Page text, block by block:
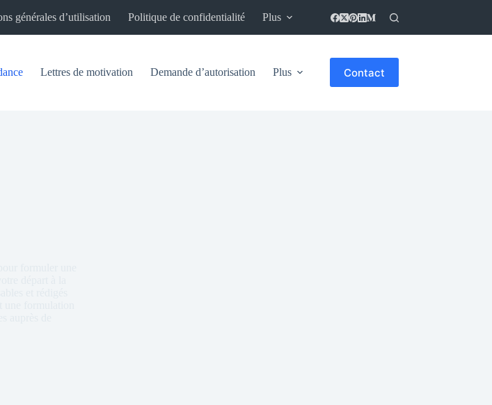
générales d’utilisation Politique de confidentialité Plus
Lettres de motivation Demande d’autorisation Plus Contact